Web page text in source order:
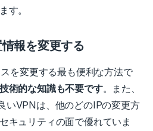
す。
報を変更する
を変更する最も便利な方法で
技術的な知識も不要です。
また、
いVPNは、他のどのIPの変更方
キュリティの面で優れていま